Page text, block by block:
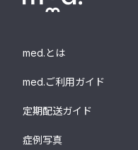
med.とは
med.ご利用ガイド
定期配送ガイド
症例写真